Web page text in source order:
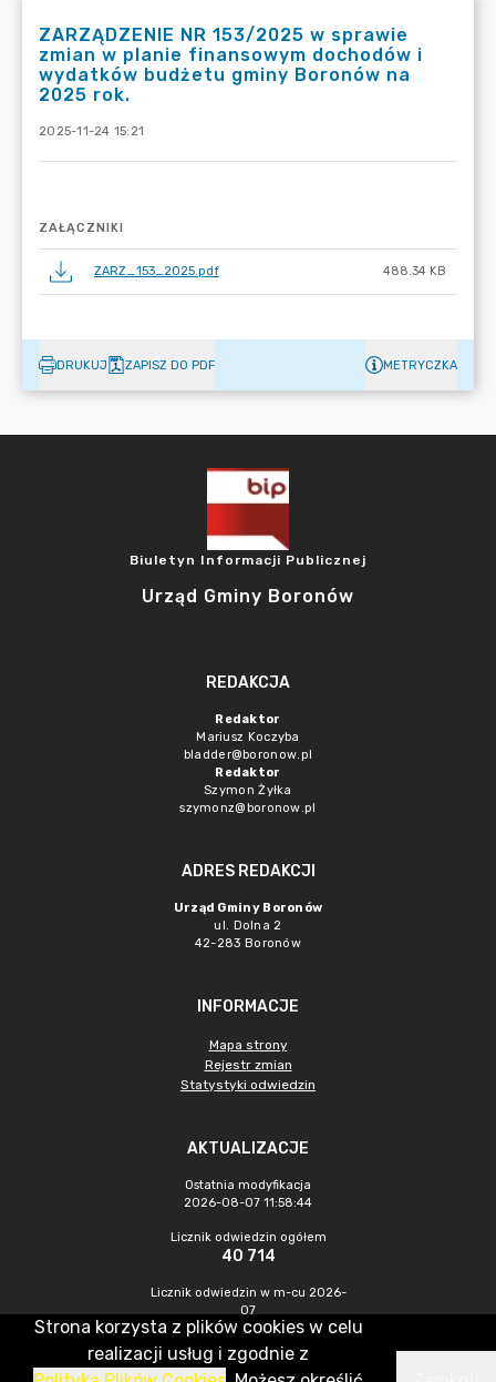
ZARZĄDZENIE NR 153/2025 w sprawie
zmian w planie finansowym dochodów i
wydatków budżetu gminy Boronów na
2025 rok.
2025-11-24 15:21
ZAŁĄCZNIKI
ZARZ_153_2025.pdf 488.34 KB
DRUKUJ ZAPISZ DO PDF METRYCZKA
Biuletyn Informacji Publicznej
Urząd Gminy Boronów
REDAKCJA
Redaktor
Mariusz Koczyba
bladder@boronow.pl
Redaktor
Szymon Żyłka
szymonz@boronow.pl
ADRES REDAKCJI
Urząd Gminy Boronów
ul. Dolna 2
42-283 Boronów
INFORMACJE
Mapa strony
Rejestr zmian
Statystyki odwiedzin
AKTUALIZACJE
Ostatnia modyfikacja
2026-08-07 11:58:44
Licznik odwiedzin ogółem
40 714
Licznik odwiedzin w m-cu 2026-
07
351
CMS & Hosting: Nefeni Sp. z o.o.
Strona korzysta z plików cookies w celu
realizacji usług i zgodnie z